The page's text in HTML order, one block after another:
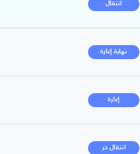
انتقال
نهاية إعارة
إعارة
انتقال حر